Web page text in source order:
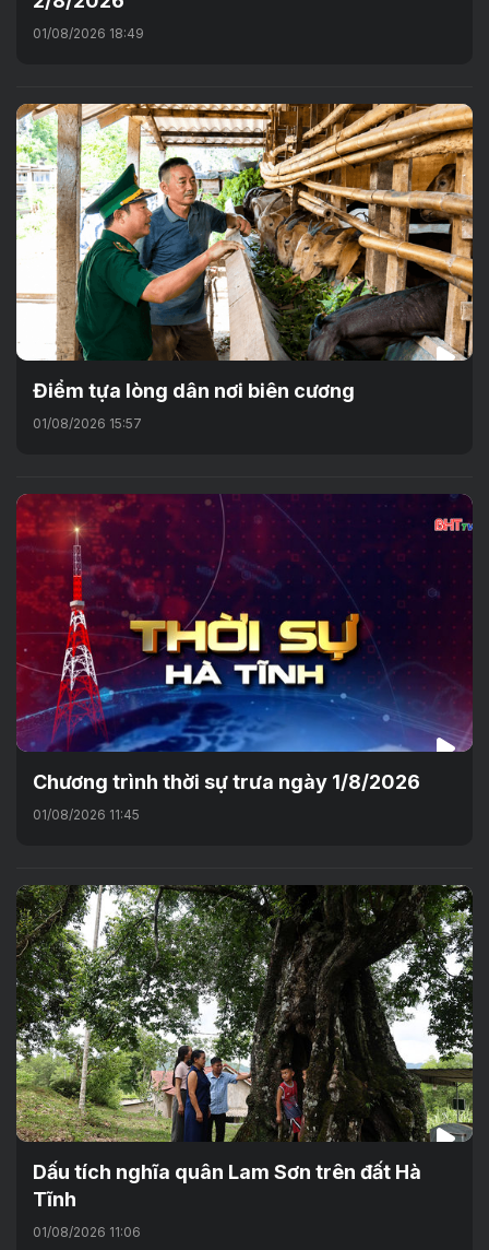
01/08/2026 18:49
Điểm tựa lòng dân nơi biên cương
01/08/2026 15:57
Chương trình thời sự trưa ngày 1/8/2026
01/08/2026 11:45
Dấu tích nghĩa quân Lam Sơn trên đất Hà
Tĩnh
01/08/2026 11:06